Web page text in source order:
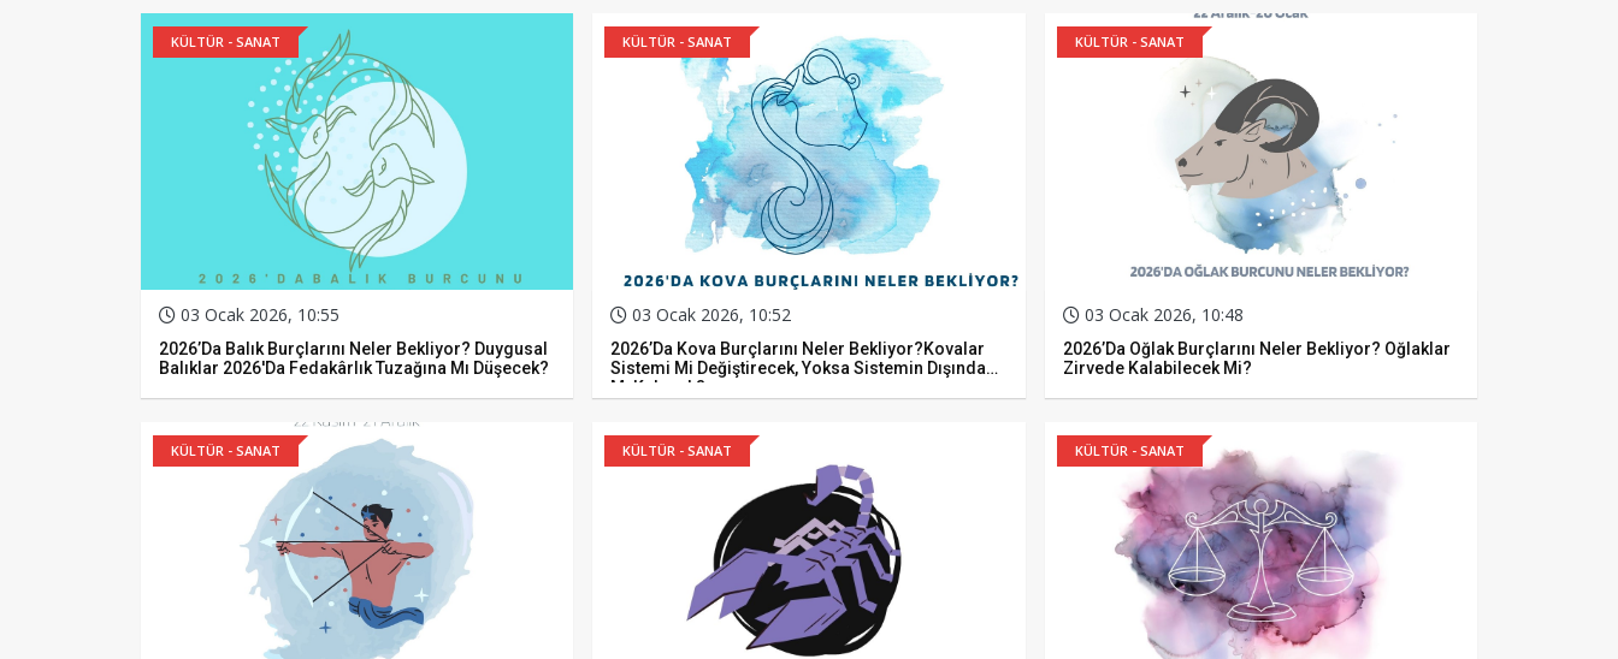
KÜLTÜR - SANAT
03 Ocak 2026, 10:55
2026’da Balık Burçlarını Neler Bekliyor? Duygusal
Balıklar 2026'da Fedakârlık Tuzağına Mı Düşecek?
KÜLTÜR - SANAT
03 Ocak 2026, 10:52
2026’da Kova Burçlarını Neler Bekliyor?Kovalar
Sistemi Mi Değiştirecek, Yoksa Sistemin Dışında
Mı Kalacak?
KÜLTÜR - SANAT
03 Ocak 2026, 10:48
2026’da Oğlak Burçlarını Neler Bekliyor? Oğlaklar
Zirvede Kalabilecek Mi?
KÜLTÜR - SANAT KÜLTÜR - SANAT KÜLTÜR - SANAT